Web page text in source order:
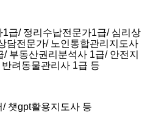
급/ 정리수납전문가1급/ 심리상
담전문가/ 노인통합관리지도사
부동산권리분석사 1급/ 안전지
려동물관리사 1급 등
챗gpt활용지도사 등